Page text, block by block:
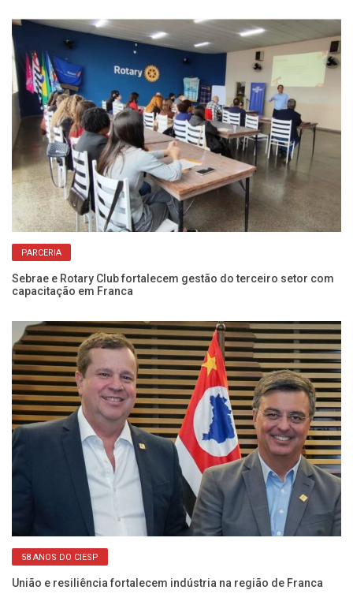
PARCERIA
Sebrae e Rotary Club fortalecem gestão do terceiro setor com
capacitação em Franca
58 ANOS DO CIESP
União e resiliência fortalecem indústria na região de Franca